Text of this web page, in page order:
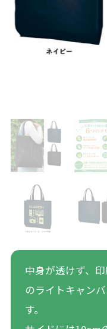
中身が透けず、
のライトキャン
す。